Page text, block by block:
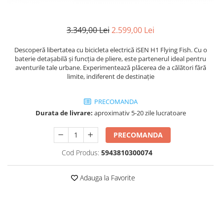
3.349,00 Lei2.599,00 Lei
Descoperă libertatea cu bicicleta electrică iSEN H1 Flying Fish. Cu o
baterie detașabilă și funcția de pliere, este partenerul ideal pentru
aventurile tale urbane. Experimentează plăcerea de a călători fără
limite, indiferent de destinație
PRECOMANDA
Durata de livrare: aproximativ 5-20 zile lucratoare
PRECOMANDA
Cod Produs: 5943810300074
Adauga la Favorite